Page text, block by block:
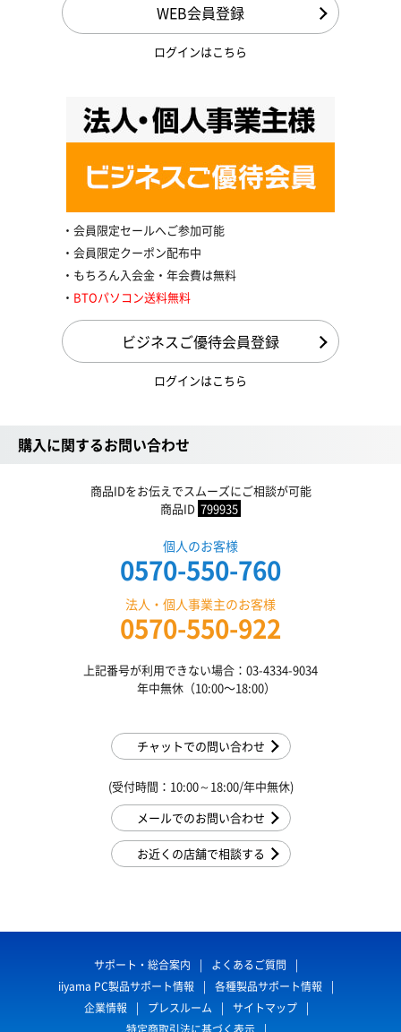
WEB会員登録
ログインはこちら
会員限定セールへご参加可能
会員限定クーポン配布中
もちろん入会金・年会費は無料
BTOパソコン送料無料
ビジネスご優待会員登録
ログインはこちら
購入に関するお問い合わせ
商品IDをお伝えでスムーズにご相談が可能
商品ID 799935
個人のお客様
0570-550-760
法人・個人事業主のお客様
0570-550-922
上記番号が利用できない場合：03-4334-9034
年中無休（10:00〜18:00）
チャットでの問い合わせ
(受付時間：10:00～18:00/年中無休)
メールでのお問い合わせ
お近くの店舗で相談する
サポート・総合案内
よくあるご質問
iiyama PC製品サポート情報
各種製品サポート情報
企業情報
プレスルーム
サイトマップ